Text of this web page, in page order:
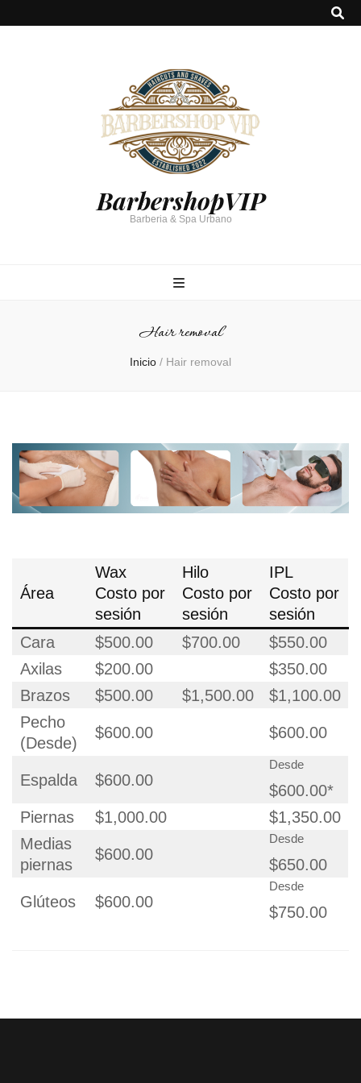
BarbershopVIP
Barberia & Spa Urbano
Hair removal
Inicio / Hair removal
Área
Wax
Costo por
sesión
Hilo
Costo por
sesión
IPL
Costo por
sesión
Cara
$500.00 $700.00
$550.00
Axilas
$200.00
$350.00
Brazos
$500.00 $1,500.00
$1,100.00
Pecho
(Desde)
$600.00 $600.00
Espalda $600.00
Desde
$600.00*
Piernas
$1,000.00
$1,350.00
Medias
piernas
$600.00
Desde
$650.00
Glúteos $600.00
Desde
$750.00